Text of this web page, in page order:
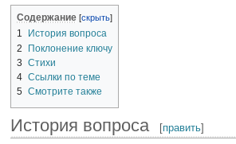
Содержание
1
История вопроса
2
Поклонение ключу
3
Стихи
4 Ссылки по теме
5 Смотрите также
История вопроса [править]